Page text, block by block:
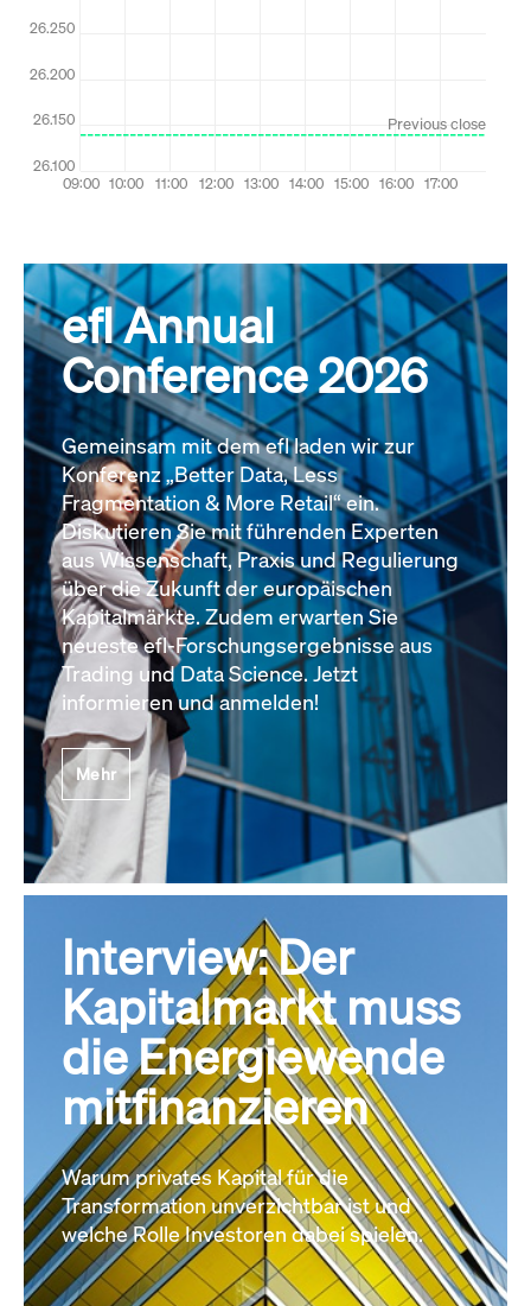
efl Annual
Conference 2026
Gemeinsam mit dem efl laden wir zur
Konferenz „Better Data, Less
Fragmentation & More Retail“ ein.
Diskutieren Sie mit führenden Experten
aus Wissenschaft, Praxis und Regulierung
über die Zukunft der europäischen
Kapitalmärkte. Zudem erwarten Sie
neueste efl-Forschungsergebnisse aus
Trading und Data Science. Jetzt
informieren und anmelden!
Mehr
Interview: Der
Kapitalmarkt muss
die Energiewende
mitfinanzieren
Warum privates Kapital für die
Transformation unverzichtbar ist und
welche Rolle Investoren dabei spielen.